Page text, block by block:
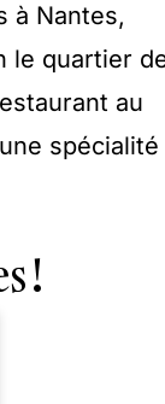
à Nantes,
le quartier
au
spécialité
!